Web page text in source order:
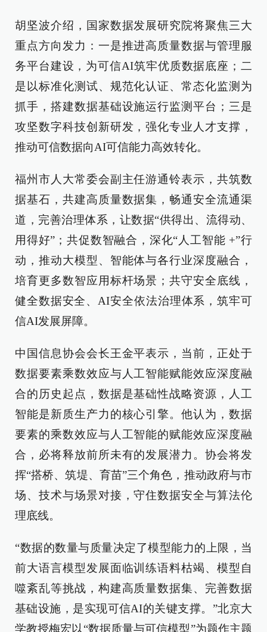
胡坚波介绍，国家数据发展研究院将聚焦三大
重点方向发力：一是推进高质量数据与管理服
务平台建设，为可信AI筑牢优质数据底座；二
是以标准化测试、规范化认证、常态化监测为
抓手，搭建数据基础设施运行监测平台；三是
攻坚数字科技创新研发，强化专业人才支撑，
推动可信数据向AI可信能力高效转化。
福州市人大常委会副主任游通铃表示，共筑数
据基石，共建高质量数据集，畅通安全流通渠
道，完善治理体系，让数据“供得出、流得动、
用得好”；共促数智融合，深化“人工智能 +”行
动，推动大模型、智能体与各行业深度融合，
培育更多数智应用标杆场景；共守安全底线，
健全数据安全、AI安全依法治理体系，筑牢可
信AI发展屏障。
中国信息协会会长王金平表示，当前，正处于
数据要素乘数效应与人工智能赋能效应深度融
合的历史起点，数据是基础性战略资源，人工
智能是新质生产力的核心引擎。他认为，数据
要素的乘数效应与人工智能的赋能效应深度融
合，必将释放前所未有的发展潜力。协会将发
挥“搭桥、筑堤、育苗”三个角色，推动政府与市
场、技术与场景对接，守住数据安全与算法伦
理底线。
“数据的数量与质量决定了模型能力的上限，当
前大语言模型发展面临训练语料枯竭、模型自
噬紊乱等挑战，构建高质量数据集、完善数据
基础设施，是实现可信AI的关键支撑。”北京大
学教授梅宏以“数据质量与可信模型”为题作主题